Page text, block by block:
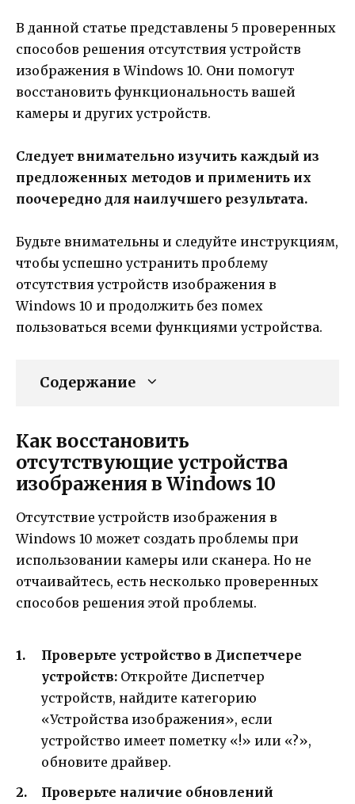
В данной статье представлены 5 проверенных
способов решения отсутствия устройств
изображения в Windows 10. Они помогут
восстановить функциональность вашей
камеры и других устройств.
Следует внимательно изучить каждый из
предложенных методов и применить их
поочередно для наилучшего результата.
Будьте внимательны и следуйте инструкциям,
чтобы успешно устранить проблему
отсутствия устройств изображения в
Windows 10 и продолжить без помех
пользоваться всеми функциями устройства.
Содержание
Как восстановить
отсутствующие устройства
изображения в Windows 10
Отсутствие устройств изображения в
Windows 10 может создать проблемы при
использовании камеры или сканера. Но не
отчаивайтесь, есть несколько проверенных
способов решения этой проблемы.
Проверьте устройство в Диспетчере
устройств: Откройте Диспетчер
устройств, найдите категорию
«Устройства изображения», если
устройство имеет пометку «!» или «?»,
обновите драйвер.
Проверьте наличие обновлений